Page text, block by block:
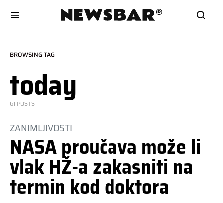
BROWSING TAG
today
61 POSTS
ZANIMLJIVOSTI
NASA proučava može li
vlak HŽ-a zakasniti na
termin kod doktora